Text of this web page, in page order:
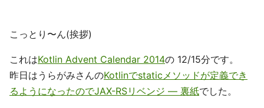
こっとり〜ん(挨拶)
これはKotlin Advent Calendar 2014の 12/15分です。
昨日はうらがみさんのKotlinでstaticメソッドが定義でき
るようになったのでJAX-RSリベンジ — 裏紙でした。